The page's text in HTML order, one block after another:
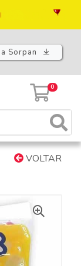
Sorpan
0
VOLTAR